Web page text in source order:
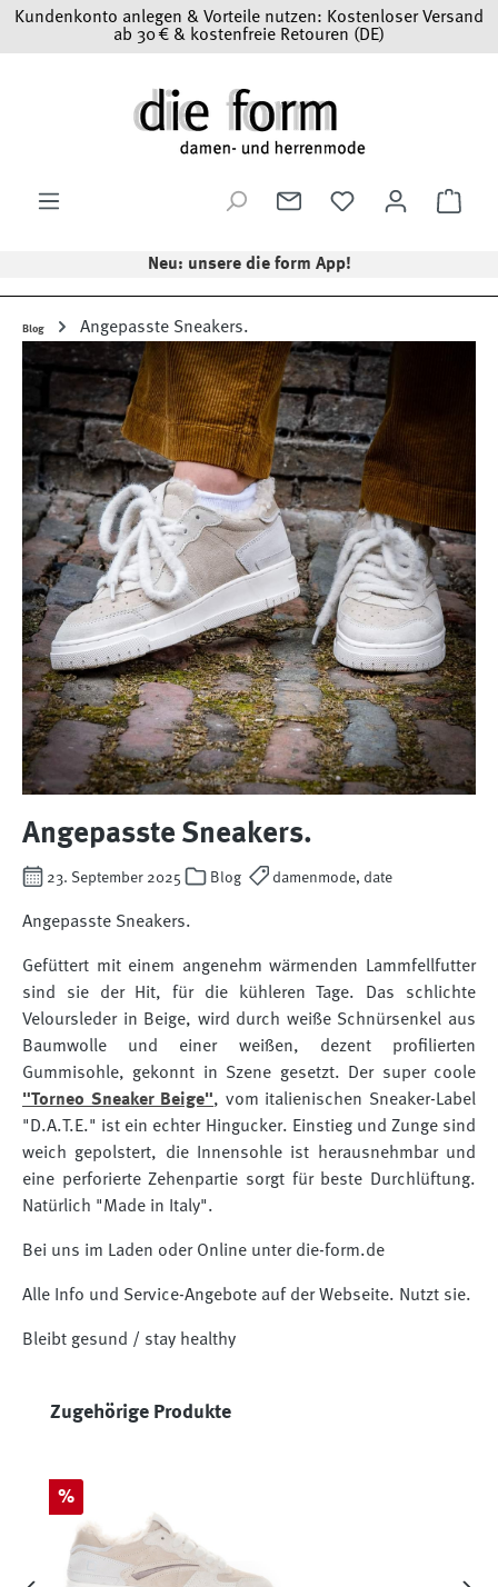
Zum Hauptinhalt springen
Kundenkonto anlegen & Vorteile nutzen: Kostenloser Versand
ab 30 € & kostenfreie Retouren (DE)
Neu: unsere die form App!
Blog Angepasste Sneakers.
Angepasste Sneakers.
23. September 2025 Blog damenmode, date
Angepasste Sneakers.
Gefüttert mit einem angenehm wärmenden Lammfellfutter
sind sie der Hit, für die kühleren Tage. Das schlichte
Veloursleder in Beige, wird durch weiße Schnürsenkel aus
Baumwolle und einer weißen, dezent profilierten
Gummisohle, gekonnt in Szene gesetzt. Der super coole
"Torneo Sneaker Beige", vom italienischen Sneaker-Label
"D.A.T.E." ist ein echter Hingucker. Einstieg und Zunge sind
weich gepolstert, die Innensohle ist herausnehmbar und
eine perforierte Zehenpartie sorgt für beste Durchlüftung.
Natürlich "Made in Italy".
Bei uns im Laden oder Online unter die-form.de
Alle Info und Service-Angebote auf der Webseite. Nutzt sie.
Bleibt gesund / stay healthy
Produktgalerie überspringen
Zugehörige Produkte
Rabatt
%